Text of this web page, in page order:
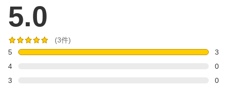
5.0
(3件)
5
3
4
0
3
0